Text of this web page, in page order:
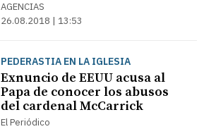
AGENCIAS
26.08.2018 | 13:53
PEDERASTIA EN LA IGLESIA
Exnuncio de EEUU acusa al
Papa de conocer los abusos
del cardenal McCarrick
El Periódico